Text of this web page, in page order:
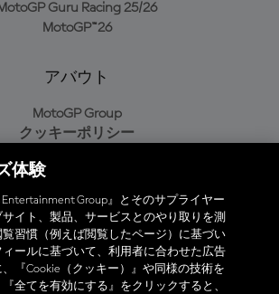
Guru Racing 25/26
MotoGP™26
アバウト
MotoGP Group
クッキーポリシー
プライバシーポリシー
購入ポリシー
オフィシャルアプリ
体験
Entertainment Group』とそのサプライヤー
イト、製品、サービスとのやり取りを測
習慣（例えば閲覧したページ）に基づい
ールに基づいて、利用者に合わせた広告
『Cookie（クッキー）』や同様の技術を
全てを有効にする』をクリックすると、